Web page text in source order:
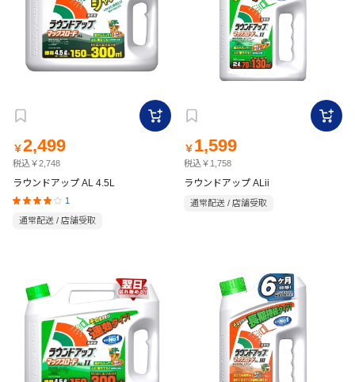
￥2,499
税込￥2,748
ラウンドアップ AL 4.5L
1
通常配送 / 店舗受取
￥ 1,599
税込￥1,758
ラウンドアップ ALii
通常配送 / 店舗受取